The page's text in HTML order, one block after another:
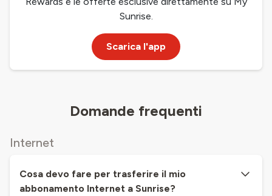
Sunrise.
Scarica l'app
Domande frequenti
Internet
Cosa devo fare per trasferire il mio
abbonamento Internet a Sunrise?